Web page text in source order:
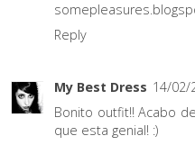
Reply
My Best Dress 14/02/
Bonito outfit!! Acabo
que esta genial! :)